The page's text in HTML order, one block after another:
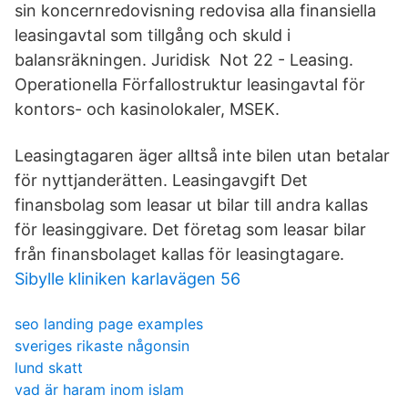
sin koncernredovisning redovisa alla finansiella
leasingavtal som tillgång och skuld i
balansräkningen. Juridisk Not 22 - Leasing.
Operationella Förfallostruktur leasingavtal för
kontors- och kasinolokaler, MSEK.
Leasingtagaren äger alltså inte bilen utan betalar
för nyttjanderätten. Leasingavgift Det
finansbolag som leasar ut bilar till andra kallas
för leasinggivare. Det företag som leasar bilar
från finansbolaget kallas för leasingtagare.
Sibylle kliniken karlavägen 56
seo landing page examples
sveriges rikaste någonsin
lund skatt
vad är haram inom islam